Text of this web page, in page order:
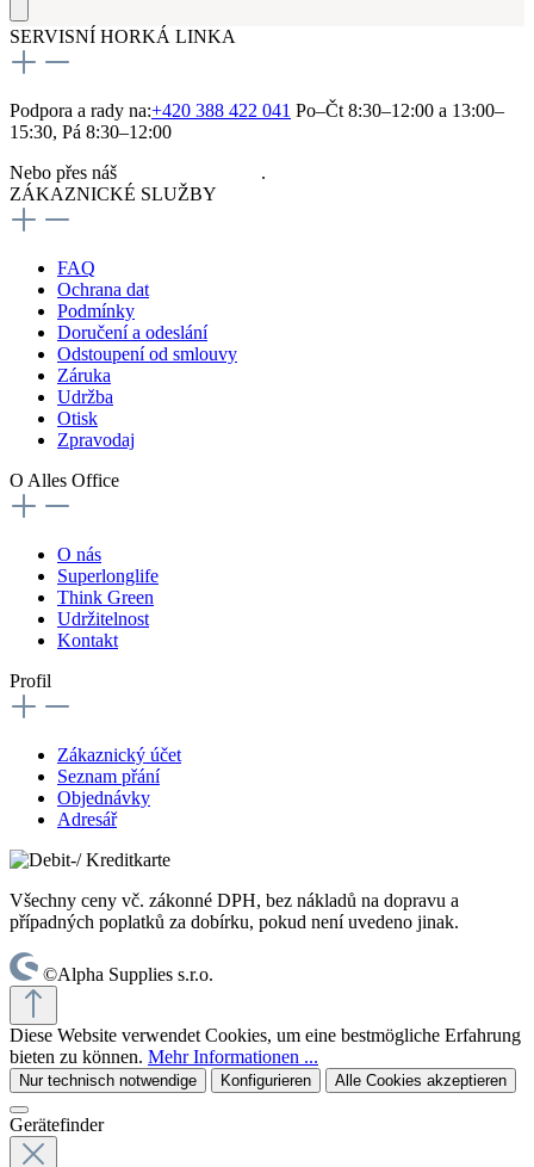
SERVISNÍ HORKÁ LINKA
Podpora a rady na:+420 388 422 041 Po–Čt 8:30–12:00 a 13:00–
15:30, Pá 8:30–12:00
Nebo přes náš
.
ZÁKAZNICKÉ SLUŽBY
FAQ
Ochrana dat
Podmínky
Doručení a odeslání
Odstoupení od smlouvy
Záruka
Udržba
Otisk
Zpravodaj
O Alles Office
O nás
Superlonglife
Think Green
Udržitelnost
Kontakt
Profil
Zákaznický účet
Seznam přání
Objednávky
Adresář
Všechny ceny vč. zákonné DPH, bez nákladů na dopravu a
případných poplatků za dobírku, pokud není uvedeno jinak.
©Alpha Supplies s.r.o.
Diese Website verwendet Cookies, um eine bestmögliche Erfahrung
bieten zu können. Mehr Informationen ...
Nur technisch notwendige Konfigurieren Alle Cookies akzeptieren
Gerätefinder